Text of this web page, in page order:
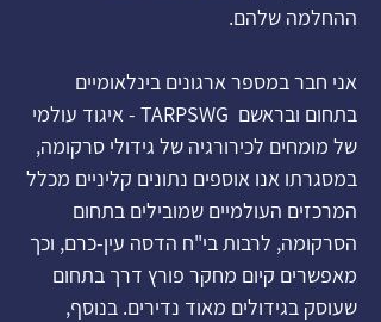
ההחלמה שלהם.
אני חבר במספר ארגונים בינלאומיים
בתחום ובראשם TARPSWG - איגוד עולמי
של מומחים לכירורגיה של גידולי סרקומה,
במסגרתו אנו אוספים נתונים קליניים מכלל
המרכזים העולמיים שמובילים בתחום
הסרקומה, לרבות בי"ח הדסה עין-כרם, וכך
מאפשרים קיום מחקר פורץ דרך בתחום
שעוסק בגידולים מאוד נדירים. בנוסף,